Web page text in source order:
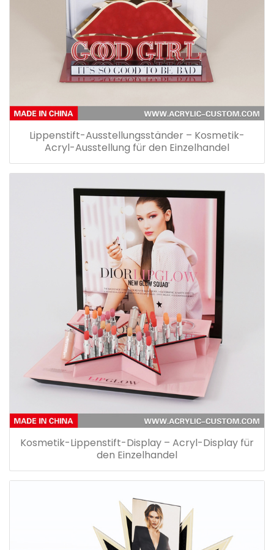
Lippenstift-Ausstellungsständer – Kosmetik-
Acryl-Ausstellung für den Einzelhandel
Kosmetik-Lippenstift-Display – Acryl-Display für
den Einzelhandel